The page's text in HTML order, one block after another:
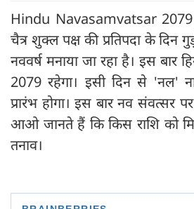
Hindu Navasamvatsar
चैत्र शुक्ल पक्ष की प्रतिपदा के दिन
नववर्ष मनाया जा रहा है। इस बार
2079 रहेगा। इसी दिन से 'नल'
प्रारंभ होगा। इस बार नव संवत्सर
आओ जानते हैं कि किस राशि को
तनाव।